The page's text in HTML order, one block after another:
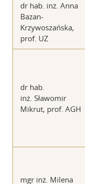
dr hab. inż. Anna
Bazan-
Krzywoszańska,
prof. UZ
dr hab.
inż. Sławomir
Mikrut, prof. AGH
mgr inż. Milena